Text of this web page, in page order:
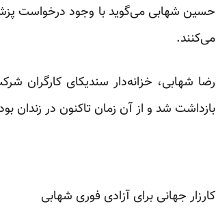
حسین شهابی می‌گوید با وجود درخواست
می‌کنند.
بازداشت شد و از آن زمان تاکنون در زندان
کارزار جهانی برای آزادی فوری شهابی